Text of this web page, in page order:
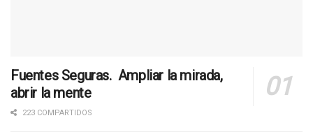
Fuentes Seguras. Ampliar la mirada,
abrir la mente
223 COMPARTIDOS